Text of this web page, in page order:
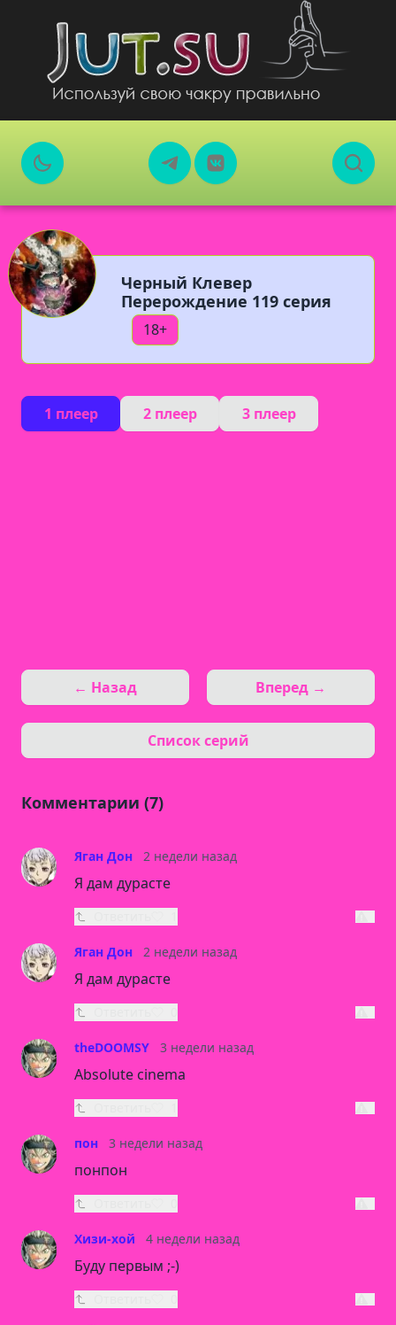
Черный Клевер
Перерождение 119 серия
18+
1 плеер 2 плеер 3 плеер
← Назад
Список серий
Вперед →
Комментарии (7)
Яган Дон 2 недели назад
Я дам дурасте
Яган Дон 2 недели назад
Я дам дурасте
theDOOMSY 3 недели назад
Absolute cinema
пон 3 недели назад
понпон
Хизи-хой 4 недели назад
Буду первым ;-)